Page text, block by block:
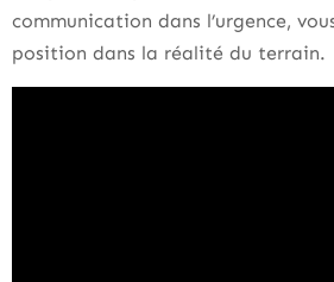
communication dans l’urgence,
position dans la réalité du terrain.